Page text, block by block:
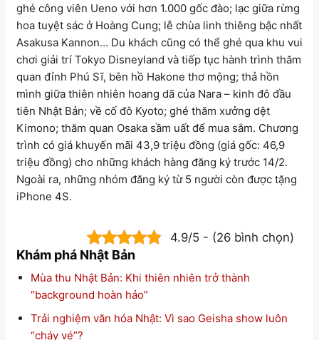
ghé công viên Ueno với hơn 1.000 gốc đào; lạc giữa rừng
hoa tuyệt sác ở Hoàng Cung; lễ chùa linh thiêng bậc nhất
Asakusa Kannon… Du khách cũng có thể ghé qua khu vui
chơi giải trí Tokyo Disneyland và tiếp tục hành trình thăm
quan đỉnh Phú Sĩ, bên hồ Hakone thơ mộng; thả hồn
mình giữa thiên nhiên hoang dã của Nara – kinh đô đầu
tiên Nhật Bản; về cố đô Kyoto; ghé thăm xưởng dệt
Kimono; thăm quan Osaka sầm uất để mua sắm. Chương
trình có giá khuyến mãi 43,9 triệu đồng (giá gốc: 46,9
triệu đồng) cho những khách hàng đăng ký trước 14/2.
Ngoài ra, những nhóm đăng ký từ 5 người còn được tặng
iPhone 4S.
4.9/5 - (26 bình chọn)
Khám phá Nhật Bản
Mùa thu Nhật Bản: Khi thiên nhiên trở thành
“background hoàn hảo”
Trải nghiệm văn hóa Nhật: Vì sao Geisha show luôn
“cháy vé”?